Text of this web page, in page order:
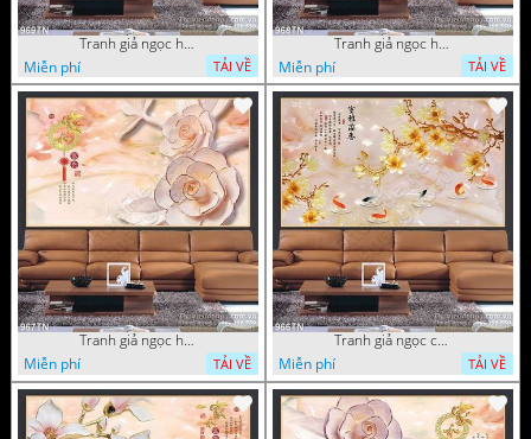
Tranh giả ngọc hoa nền gạch
Miễn phí
TẢI VỀ
Tranh giả ngọc hoa mai thư pháp
Miễn phí
TẢI VỀ
Tranh giả ngọc hoa mai
Miễn phí
TẢI VỀ
Tranh giả ngọc cá chép và hoa ngọc
Miễn phí
TẢI VỀ